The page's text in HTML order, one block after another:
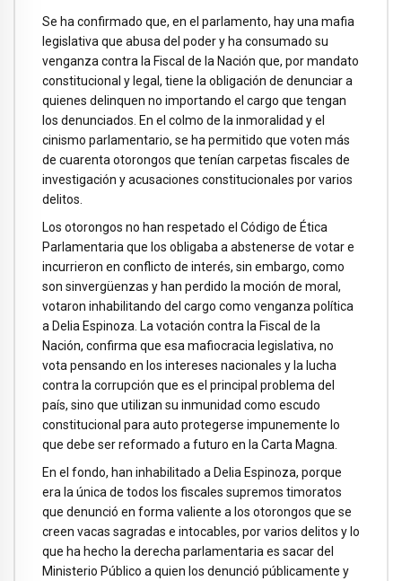
Se ha confirmado que, en el parlamento, hay una mafia
legislativa que abusa del poder y ha consumado su
venganza contra la Fiscal de la Nación que, por mandato
constitucional y legal, tiene la obligación de denunciar a
quienes delinquen no importando el cargo que tengan
los denunciados. En el colmo de la inmoralidad y el
cinismo parlamentario, se ha permitido que voten más
de cuarenta otorongos que tenían carpetas fiscales de
investigación y acusaciones constitucionales por varios
delitos.
Los otorongos no han respetado el Código de Ética
Parlamentaria que los obligaba a abstenerse de votar e
incurrieron en conflicto de interés, sin embargo, como
son sinvergüenzas y han perdido la moción de moral,
votaron inhabilitando del cargo como venganza política
a Delia Espinoza. La votación contra la Fiscal de la
Nación, confirma que esa mafiocracia legislativa, no
vota pensando en los intereses nacionales y la lucha
contra la corrupción que es el principal problema del
país, sino que utilizan su inmunidad como escudo
constitucional para auto protegerse impunemente lo
que debe ser reformado a futuro en la Carta Magna.
En el fondo, han inhabilitado a Delia Espinoza, porque
era la única de todos los fiscales supremos timoratos
que denunció en forma valiente a los otorongos que se
creen vacas sagradas e intocables, por varios delitos y lo
que ha hecho la derecha parlamentaria es sacar del
Ministerio Público a quien los denunció públicamente y